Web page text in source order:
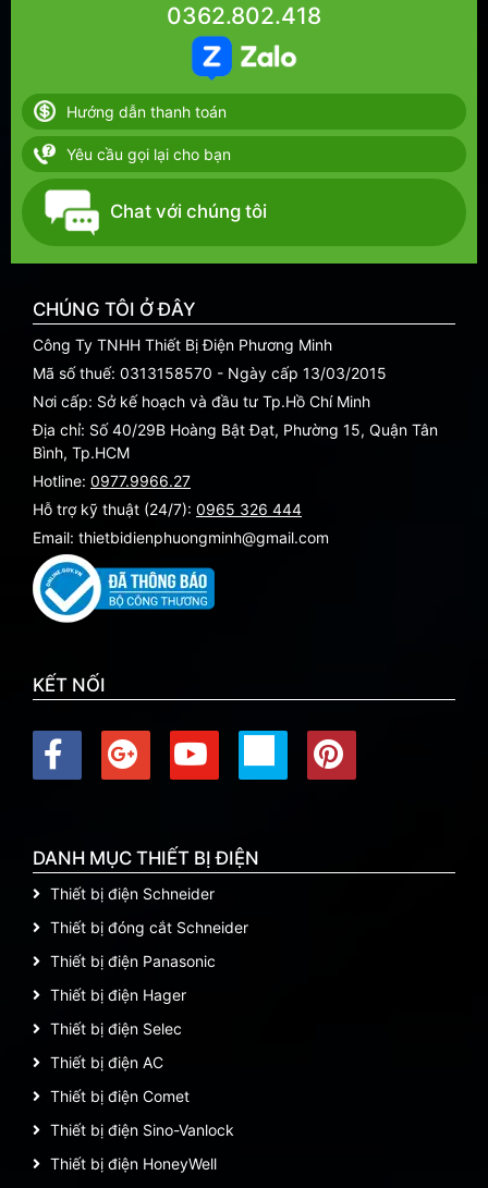
0362.802.418
Hướng dẫn thanh toán
Yêu cầu gọi lại cho bạn
Chat với chúng tôi
CHÚNG TÔI Ở ĐÂY
Công Ty TNHH Thiết Bị Điện Phương Minh
Mã số thuế: 0313158570 - Ngày cấp 13/03/2015
Nơi cấp: Sở kế hoạch và đầu tư Tp.Hồ Chí Minh
Địa chỉ: Số 40/29B Hoàng Bật Đạt, Phường 15, Quận Tân
Bình, Tp.HCM
Hotline: 0977.9966.27
Hỗ trợ kỹ thuật (24/7): 0965 326 444
Email: thietbidienphuongminh@gmail.com
KẾT NỐI
DANH MỤC THIẾT BỊ ĐIỆN
Thiết bị điện Schneider
Thiết bị đóng cắt Schneider
Thiết bị điện Panasonic
Thiết bị điện Hager
Thiết bị điện Selec
Thiết bị điện AC
Thiết bị điện Comet
Thiết bị điện Sino-Vanlock
Thiết bị điện HoneyWell